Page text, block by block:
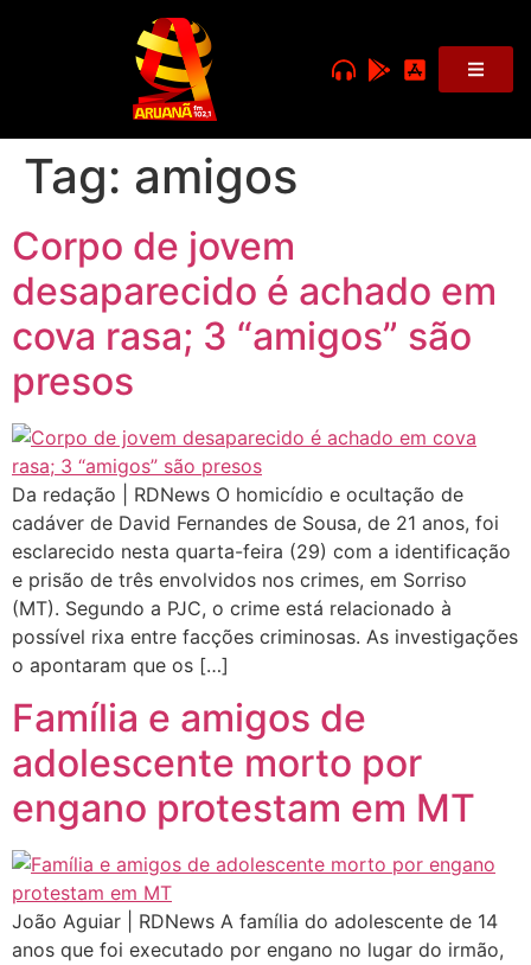
Tag: amigos
Corpo de jovem
desaparecido é achado em
cova rasa; 3 “amigos” são
presos
Da redação | RDNews O homicídio e ocultação de
cadáver de David Fernandes de Sousa, de 21 anos, foi
esclarecido nesta quarta-feira (29) com a identificação
e prisão de três envolvidos nos crimes, em Sorriso
(MT). Segundo a PJC, o crime está relacionado à
possível rixa entre facções criminosas. As investigações
o apontaram que os […]
Família e amigos de
adolescente morto por
engano protestam em MT
João Aguiar | RDNews A família do adolescente de 14
anos que foi executado por engano no lugar do irmão,